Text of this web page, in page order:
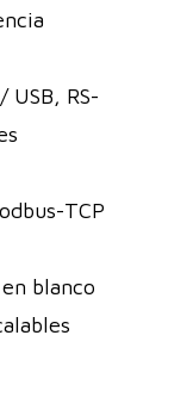
USB, RS-
TCP
blanco